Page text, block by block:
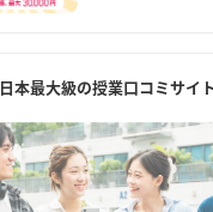
日本最大級の授業口コミサイト